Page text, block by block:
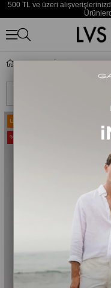
500 TL ve üzeri
Ücretsiz Kargo
%20